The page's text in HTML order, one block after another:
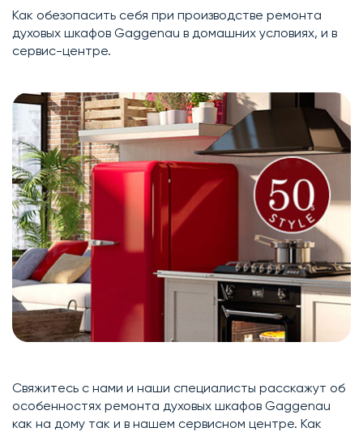
Как обезопасить себя при производстве ремонта
духовых шкафов Gaggenau в домашних условиях, и в
сервис-центре.
Свяжитесь с нами и наши специалисты расскажут об
особенностях ремонта духовых шкафов Gaggenau
как на дому так и в нашем сервисном центре. Как